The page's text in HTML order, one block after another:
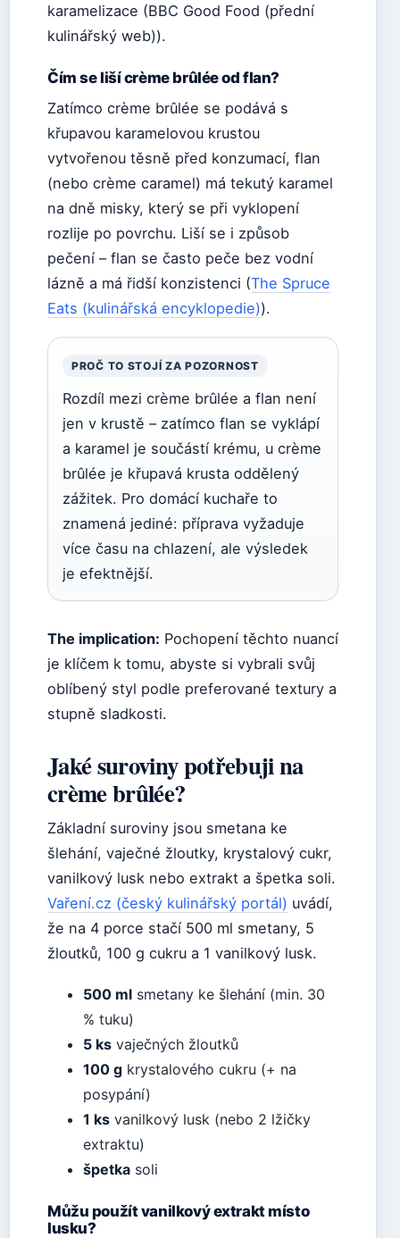
karamelizace (BBC Good Food (přední
kulinářský web)).
Čím se liší crème brûlée od flan?
Zatímco crème brûlée se podává s
křupavou karamelovou krustou
vytvořenou těsně před konzumací, flan
(nebo crème caramel) má tekutý karamel
na dně misky, který se při vyklopení
rozlije po povrchu. Liší se i způsob
pečení – flan se často peče bez vodní
lázně a má řidší konzistenci (The Spruce
Eats (kulinářská encyklopedie)).
PROČ TO STOJÍ ZA POZORNOST
Rozdíl mezi crème brûlée a flan není
jen v krustě – zatímco flan se vyklápí
a karamel je součástí krému, u crème
brûlée je křupavá krusta oddělený
zážitek. Pro domácí kuchaře to
znamená jediné: příprava vyžaduje
více času na chlazení, ale výsledek
je efektnější.
The implication: Pochopení těchto nuancí
je klíčem k tomu, abyste si vybrali svůj
oblíbený styl podle preferované textury a
stupně sladkosti.
Jaké suroviny potřebuji na
crème brûlée?
Základní suroviny jsou smetana ke
šlehání, vaječné žloutky, krystalový cukr,
vanilkový lusk nebo extrakt a špetka soli.
Vaření.cz (český kulinářský portál) uvádí,
že na 4 porce stačí 500 ml smetany, 5
žloutků, 100 g cukru a 1 vanilkový lusk.
500 ml smetany ke šlehání (min. 30
% tuku)
5 ks vaječných žloutků
100 g krystalového cukru (+ na
posypání)
1 ks vanilkový lusk (nebo 2 lžičky
extraktu)
špetka soli
Můžu použít vanilkový extrakt místo
lusku?